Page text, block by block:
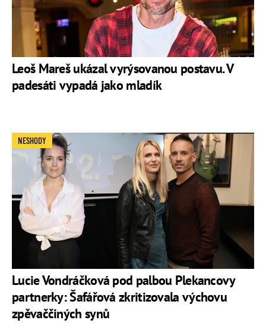
Leoš Mareš ukázal vyrýsovanou postavu. V
padesáti vypadá jako mladík
Lucie Vondráčková pod palbou Plekancovy
partnerky: Šafářová zkritizovala výchovu
zpěvaččiných synů
NESHODY